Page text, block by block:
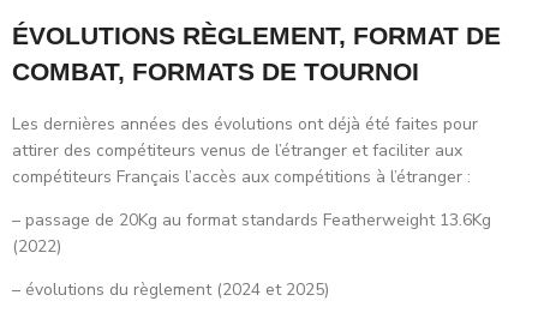
ÉVOLUTIONS RÈGLEMENT, FORMAT DE
COMBAT, FORMATS DE TOURNOI
Les dernières années des évolutions ont déjà été faites pour
attirer des compétiteurs venus de l’étranger et faciliter aux
compétiteurs Français l’accès aux compétitions à l’étranger :
– passage de 20Kg au format standards Featherweight 13.6Kg
(2022)
– évolutions du règlement (2024 et 2025)